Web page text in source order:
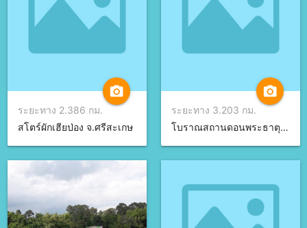
camera_alt
ระยะทาง 2.386 กม.
สโตร์ผักเฮียป่อง จ.ศรีสะเกษ
camera_alt
ระยะทาง 3.203 กม.
โบราณสถานดอนพระธาตุ บ้านผิผ่วน จ.ยโสธร